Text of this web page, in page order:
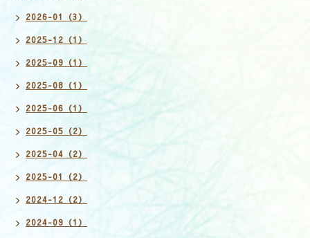
2026-01（3）
2025-12（1）
2025-09（1）
2025-08（1）
2025-06（1）
2025-05（2）
2025-04（2）
2025-01（2）
2024-12（2）
2024-09（1）